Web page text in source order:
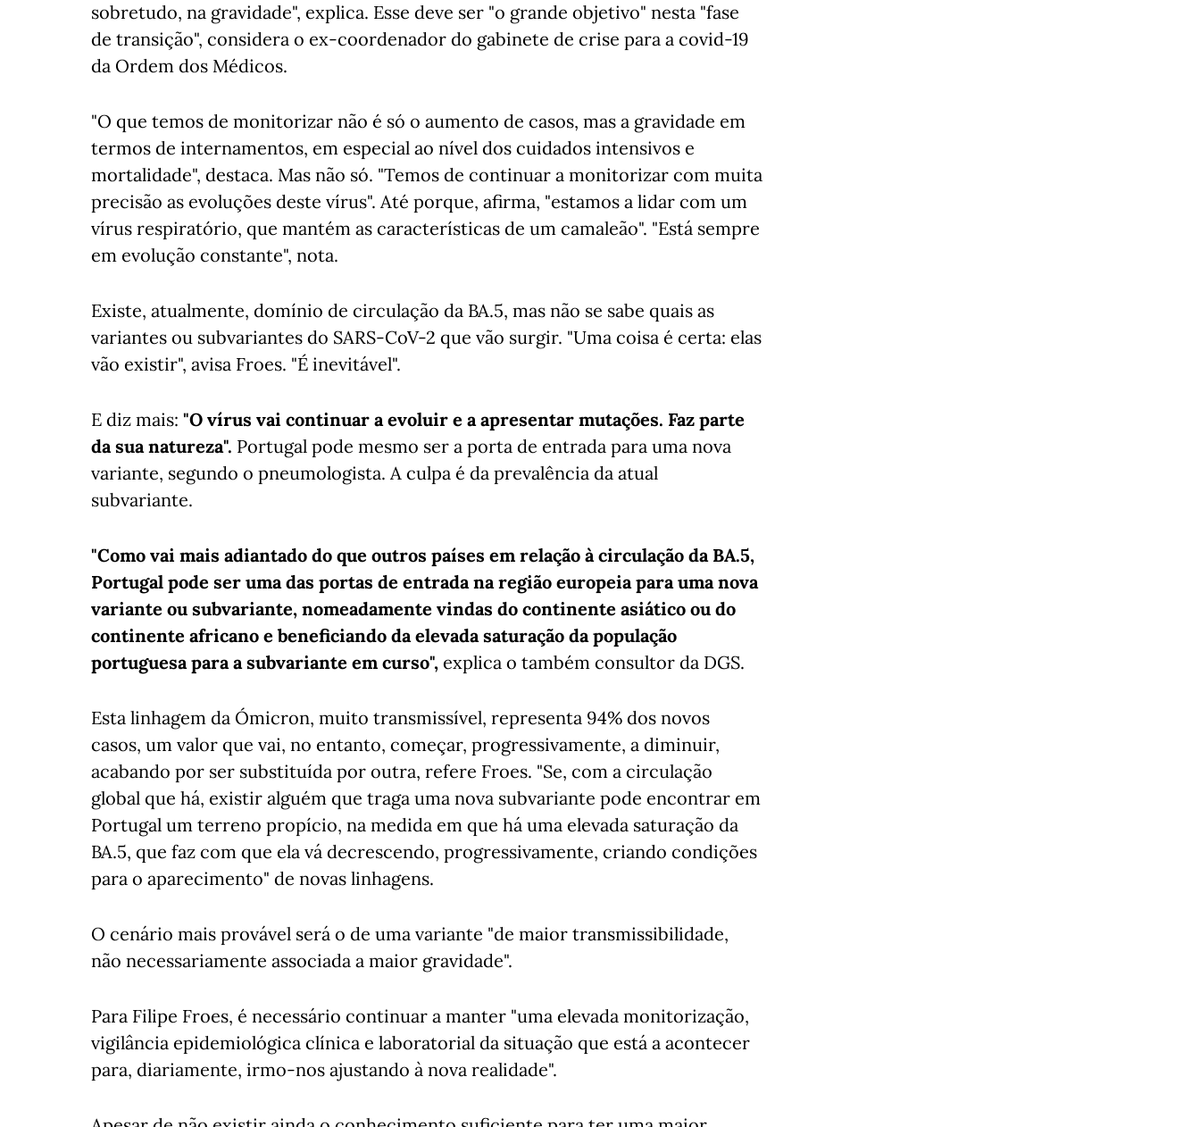
sobretudo, na gravidade", explica. Esse deve ser "o grande objetivo" nesta "fase
de transição", considera o ex-coordenador do gabinete de crise para a covid-19
da Ordem dos Médicos.
"O que temos de monitorizar não é só o aumento de casos, mas a gravidade em
termos de internamentos, em especial ao nível dos cuidados intensivos e
mortalidade", destaca. Mas não só. "Temos de continuar a monitorizar com muita
precisão as evoluções deste vírus". Até porque, afirma, "estamos a lidar com um
vírus respiratório, que mantém as características de um camaleão". "Está sempre
em evolução constante", nota.
Existe, atualmente, domínio de circulação da BA.5, mas não se sabe quais as
variantes ou subvariantes do SARS-CoV-2 que vão surgir. "Uma coisa é certa: elas
vão existir", avisa Froes. "É inevitável".
E diz mais: "O vírus vai continuar a evoluir e a apresentar mutações. Faz parte
da sua natureza". Portugal pode mesmo ser a porta de entrada para uma nova
variante, segundo o pneumologista. A culpa é da prevalência da atual
subvariante.
"Como vai mais adiantado do que outros países em relação à circulação da BA.5,
Portugal pode ser uma das portas de entrada na região europeia para uma nova
variante ou subvariante, nomeadamente vindas do continente asiático ou do
continente africano e beneficiando da elevada saturação da população
portuguesa para a subvariante em curso", explica o também consultor da DGS.
Esta linhagem da Ómicron, muito transmissível, representa 94% dos novos
casos, um valor que vai, no entanto, começar, progressivamente, a diminuir,
acabando por ser substituída por outra, refere Froes. "Se, com a circulação
global que há, existir alguém que traga uma nova subvariante pode encontrar em
Portugal um terreno propício, na medida em que há uma elevada saturação da
BA.5, que faz com que ela vá decrescendo, progressivamente, criando condições
para o aparecimento" de novas linhagens.
O cenário mais provável será o de uma variante "de maior transmissibilidade,
não necessariamente associada a maior gravidade".
Para Filipe Froes, é necessário continuar a manter "uma elevada monitorização,
vigilância epidemiológica clínica e laboratorial da situação que está a acontecer
para, diariamente, irmo-nos ajustando à nova realidade".